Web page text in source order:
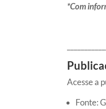
*Com
Acesse a
Fonte: